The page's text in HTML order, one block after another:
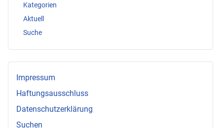
Kategorien
Aktuell
Suche
Impressum
Haftungsausschluss
Datenschutzerklärung
Suchen